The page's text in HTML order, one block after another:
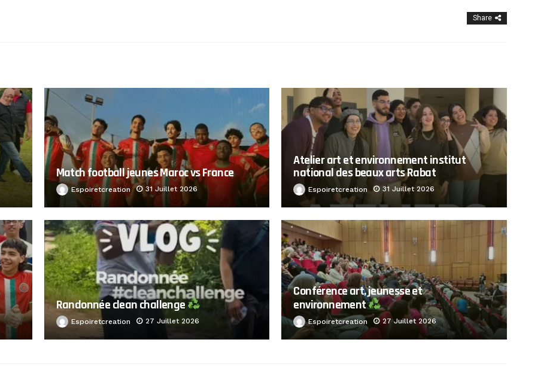
Share
Match football jeunes Maroc vs France
Espoiretcreation 31 Juillet 2026
Atelier art et environnement institut
national des beaux arts Rabat
Espoiretcreation 31 Juillet 2026
Randonnée clean challenge
Espoiretcreation 27 Juillet 2026
Conférence art, jeunesse et
environnement
Espoiretcreation 27 Juillet 2026